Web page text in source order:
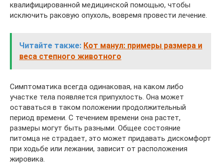
квалифицированной медицинской помощью, чтобы
исключить раковую опухоль, вовремя провести лечение.
Читайте также: Кот манул: примеры размера и
веса степного животного
Симптоматика всегда одинаковая, на каком либо
участке тела появляется припухлость. Она может
оставаться в таком положении продолжительный
период времени. С течением времени она растет,
размеры могут быть разными. Общее состояние
питомца не страдает, это может придавать дискомфорт
при ходьбе или лежании, зависит от расположения
жировика.